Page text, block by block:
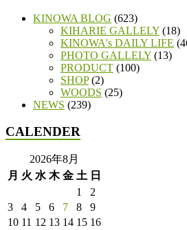
KINOWA BLOG (623)
KIHARIE GALLELY (18)
KINOWA's DAILY LIFE
PHOTO GALLELY (13)
PRODUCT (100)
SHOP(2)
WOODS (25)
NEWS (239)
CALENDER
2026年8月
月 火 水 木 金 土 日
1
2
3
4 5 6 7 8
9
10 11 12 13 14 15 16